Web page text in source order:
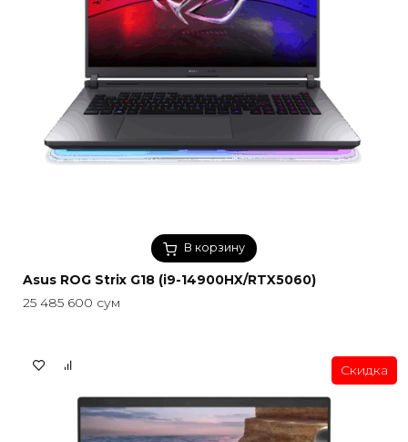
В корзину
Asus ROG Strix G18 (i9-14900HX/RTX5060)
25 485 600 сум
Скидка